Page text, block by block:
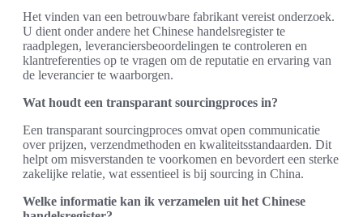
Het vinden van een betrouwbare fabrikant vereist onderzoek.
U dient onder andere het Chinese handelsregister te
raadplegen, leveranciersbeoordelingen te controleren en
klantreferenties op te vragen om de reputatie en ervaring van
de leverancier te waarborgen.
Wat houdt een transparant sourcingproces in?
Een transparant sourcingproces omvat open communicatie
over prijzen, verzendmethoden en kwaliteitsstandaarden. Dit
helpt om misverstanden te voorkomen en bevordert een sterke
zakelijke relatie, wat essentieel is bij sourcing in China.
Welke informatie kan ik verzamelen uit het Chinese